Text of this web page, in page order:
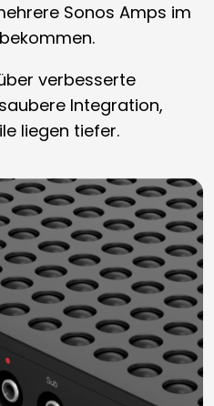
Sonos Amps im
verbesserte
Integration,
liegen tiefer.